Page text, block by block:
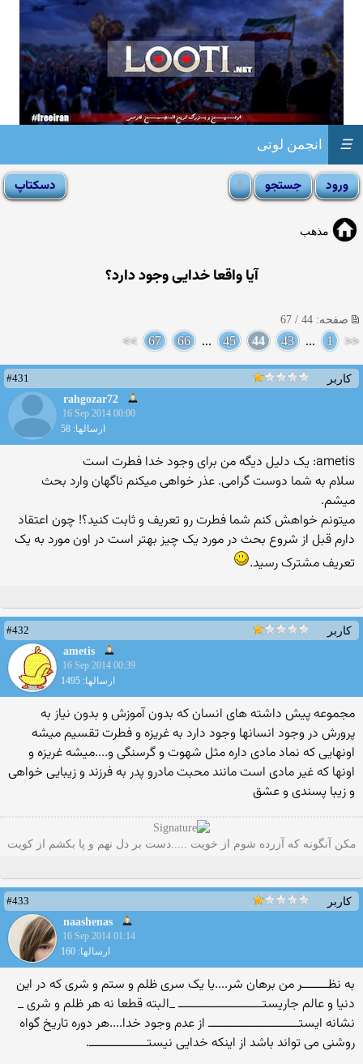
انجمن لوتی ☰
مذهب
آيا واقعا خدايى وجود دارد؟
صفحه: 44 / 67
<<
1
...
43
44
45
...
66
67
>>
کاربر
#431
rahgozar72
16 Sep 2014 00:00
ارسالها: 58
ametis: یک دلیل دیگه من برای وجود خدا فطرت است
سلام به شما دوست گرامی. عذر خواهی میکنم ناگهان وارد بحث
میشم.
میتونم خواهش کنم شما فطرت رو تعریف و ثابت کنید؟! چون اعتقاد
دارم قبل از شروع بحث در مورد یک چیز بهتر است در اون مورد به یک
تعریف مشترک رسید.
کاربر
#432
ametis
16 Sep 2014 00:39
ارسالها: 1495
مجموعه پیش داشته های انسان که بدون آموزش و بدون نیاز به
پرورش در وجود انسانها وجود دارد به غریزه و فطرت تقسیم میشه
اونهایی که نماد مادی داره مثل شهوت و گرسنگی و....میشه غریزه و
اونها که غیر مادی است مانند محبت مادرو پدر به فرزند و زیبایی خواهی
و زیبا پسندی و عشق
مکن آنگونه که آزرده شوم از خویت .....دست بر دل نهم و پا بکشم از کویت
کاربر
#433
naashenas
16 Sep 2014 01:14
ارسالها: 160
به نظــــــــر من برهان شر....یا یک سری ظلم و ستم و شری که در این
دنیا و عالم جاریستــــــــــــــــــــــــــ _البته قطعا نه هر ظلم و شری _
نشانه ایستــــــــــــــــــــــــــــ از عدم وجود خدا....هر دوره تاریخ گواه
روشنی می تواند باشد از اینکه خدایی نیستــــــــــــــــــ.